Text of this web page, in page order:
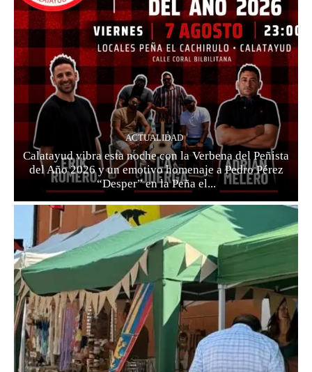
ACTUALIDAD
Calatayud vibra esta noche con la Verbena del Peñista
del Año 2026 y un emotivo homenaje a Pedro Pérez
“Desper” en la Peña el...